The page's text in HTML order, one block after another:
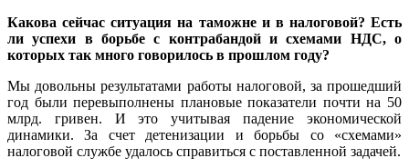
Какова сейчас ситуация на таможне и в налоговой? Есть
ли успехи в борьбе с контрабандой и схемами НДС, о
которых так много говорилось в прошлом году?
Мы довольны результатами работы налоговой, за прошедший
год были перевыполнены плановые показатели почти на 50
млрд. гривен. И это учитывая падение экономической
динамики. За счет детенизации и борьбы со «схемами»
налоговой службе удалось справиться с поставленной задачей.